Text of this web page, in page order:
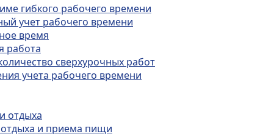
гибкого рабочего времени
учет рабочего времени
время
работа
сверхурочных работ
учета рабочего времени
отдыха
и приема пищи